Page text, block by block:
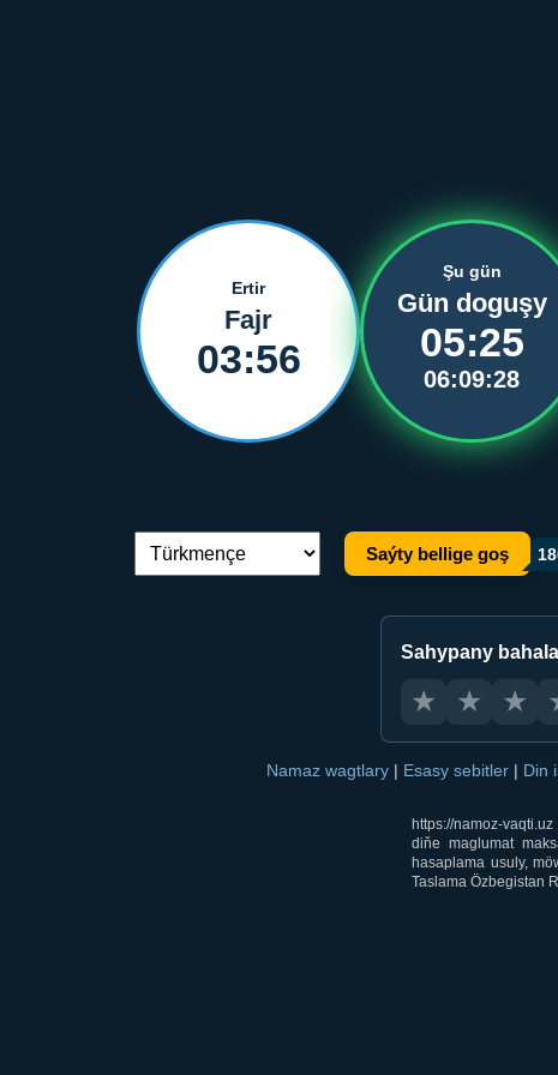
Ertir
Fajr
03:56
Şu gün
Gün doguşy
05:25
06:09:28
Dil çalşyryş: Saýty bellige goş
Sahypany
★ ★ ★
Namaz wagtlary | Esasy sebitler | Din
https://namoz-
diňe maglumat
hasaplama usuly,
Taslama Özbegistan